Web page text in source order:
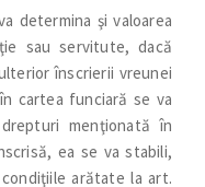
determina şi valoarea
sau servitute, dacă
înscrierii vreunei
cartea funciară se va
menţionată în
ea se va stabili,
arătate la art.